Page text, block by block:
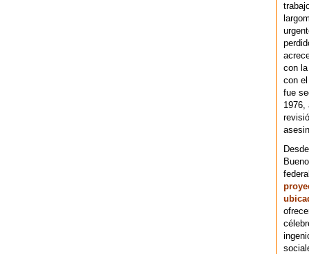
con
con
fue
1976,